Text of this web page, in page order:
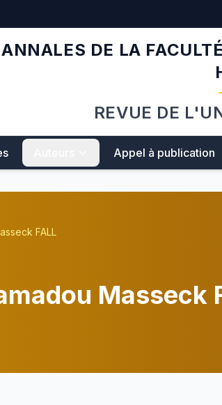
ANNALES DE LA
REVUE DE
Appel à publication
FALL
Masseck